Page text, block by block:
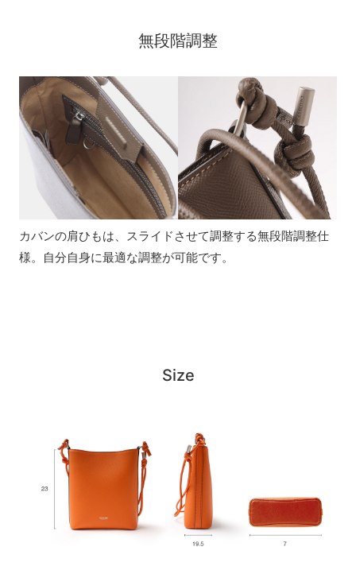
無段階調整
カバンの肩ひもは、スライドさせて調整する無段階調整仕
様。自分自身に最適な調整が可能です。
Size